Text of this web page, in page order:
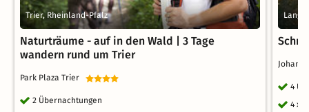
Trier, Rheinland-Pfalz
Naturträume - auf in den Wald | 3 Tage
wandern rund um Trier
Park Plaza Trier
2 Übernachtungen
4
4 x